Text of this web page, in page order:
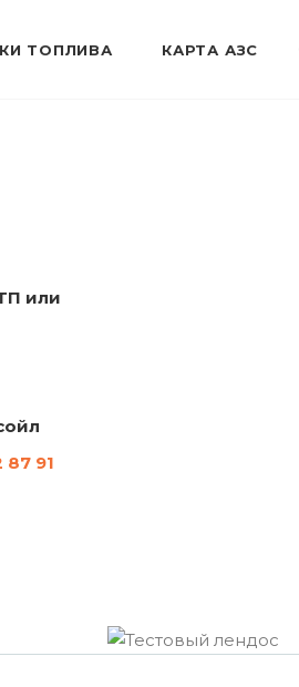
ТОПЛИВА КАРТА АЗС
или
87 91